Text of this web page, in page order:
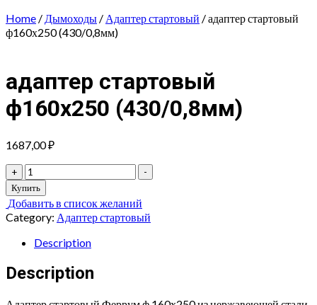
Home / Дымоходы / Адаптер стартовый / адаптер стартовый
ф160х250 (430/0,8мм)
адаптер стартовый
ф160х250 (430/0,8мм)
1687,00₽
+
адаптер
стартовый
ф160х250
(430/0,8мм)
quantity
-
Купить
Добавить в список желаний
Category: Адаптер стартовый
Description
Description